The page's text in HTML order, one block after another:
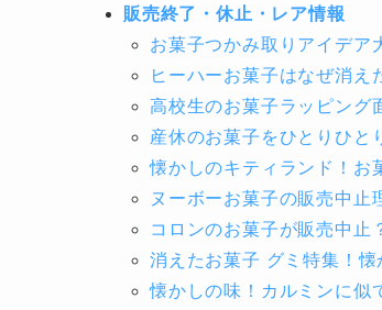
販売終了・休止・レア情報
お菓子つかみ取りアイデア
ヒーハーお菓子はなぜ消え
高校生のお菓子ラッピング
産休のお菓子をひとりひと
懐かしのキティランド！お
ヌーボーお菓子の販売中止
コロンのお菓子が販売中止
消えたお菓子 グミ特集！
懐かしの味！カルミンに似